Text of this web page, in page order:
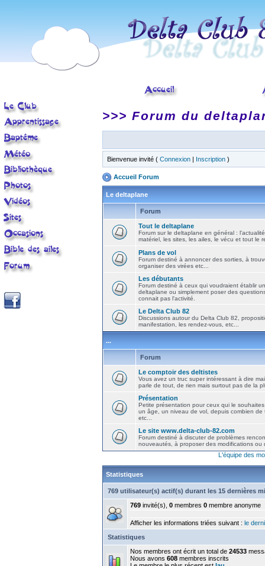
>>> Forum du
Bienvenue invité ( Connexion | Inscription )
Accueil Forum
Le deltaplane
Forum
Tout le deltaplane
Forum sur le deltaplane en général :
matériel, les sites, les ailes, le vécu et tout le
Plans de vol
Forum destiné à annoncer des sorties, à
organiser des virées etc...
Les débutants
Forum destiné à ceux qui voudraient établir
deltaplane ou simplement poser des
connait pas l'activité.
Le Delta Club 82
Discussions autour du Delta Club 82,
manifestation, les rendez-vous, etc...
...
Forum
Le comptoir des deltistes
Vous avez un truc super intéressant à dire
parle de tout, de rien mais surtout pas de la
Présentation
Petite présentation pour ceux qui le
un âge, un niveau de vol, depuis combien de
etc...
Le site www.delta-club-82.com
Forum destiné à discuter de problèmes
nouveautés, à proposer des modifications ou
L'équipe des
Statistiques
769 utilisateur(s) actif(s) durant les 15 dernières
769 invité(s), 0 membres 0 membre anonyme
Afficher les informations triées suivant : le
Statistiques
Nos membres ont écrit un total de 24533
Nous avons 608 membres inscrits